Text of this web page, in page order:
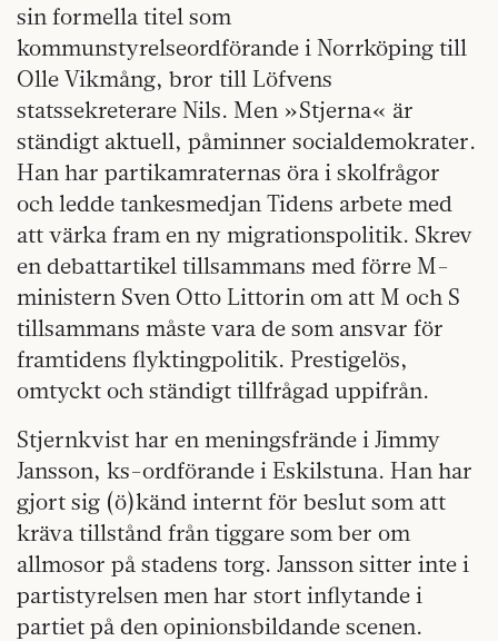
sin formella titel som
kommunstyrelseordförande i Norrköping till
Olle Vikmång, bror till Löfvens
statssekreterare Nils. Men »Stjerna« är
ständigt aktuell, påminner socialdemokrater.
Han har partikamraternas öra i skolfrågor
och ledde tankesmedjan Tidens arbete med
att värka fram en ny migrationspolitik. Skrev
en debattartikel tillsammans med förre M-
ministern Sven Otto Littorin om att M och S
tillsammans måste vara de som ansvar för
framtidens flyktingpolitik. Prestigelös,
omtyckt och ständigt tillfrågad uppifrån.
Stjernkvist har en meningsfrände i Jimmy
Jansson, ks-ordförande i Eskilstuna. Han har
gjort sig (ö)känd internt för beslut som att
kräva tillstånd från tiggare som ber om
allmosor på stadens torg. Jansson sitter inte i
partistyrelsen men har stort inflytande i
partiet på den opinionsbildande scenen.